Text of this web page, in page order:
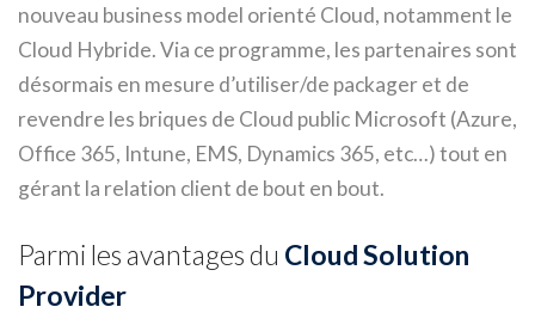
nouveau business model orienté Cloud, notamment le
Cloud Hybride. Via ce programme, les partenaires sont
désormais en mesure d’utiliser/de packager et de
revendre les briques de Cloud public Microsoft (Azure,
Office 365, Intune, EMS, Dynamics 365, etc…) tout en
gérant la relation client de bout en bout.
Parmi les avantages du Cloud Solution
Provider